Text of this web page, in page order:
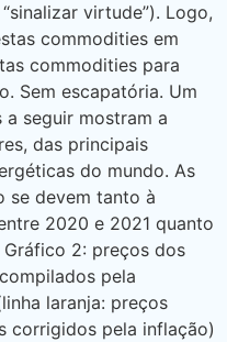
virtude”). Logo,
commodities em
commodities para
Sem escapatória. Um
seguir mostram a
das principais
do mundo. As
se devem tanto à
2020 e 2021 quanto
Gráfico 2: preços dos
pela
laranja: preços
corrigidos pela inflação)